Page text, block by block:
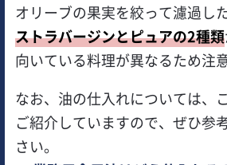
オリーブの果実を絞って濾過し
ストラバージンとピュアの2種類
向いている料理が異なるため注
なお、油の仕入れについては、
ご紹介していますので、ぜひ参
さい。